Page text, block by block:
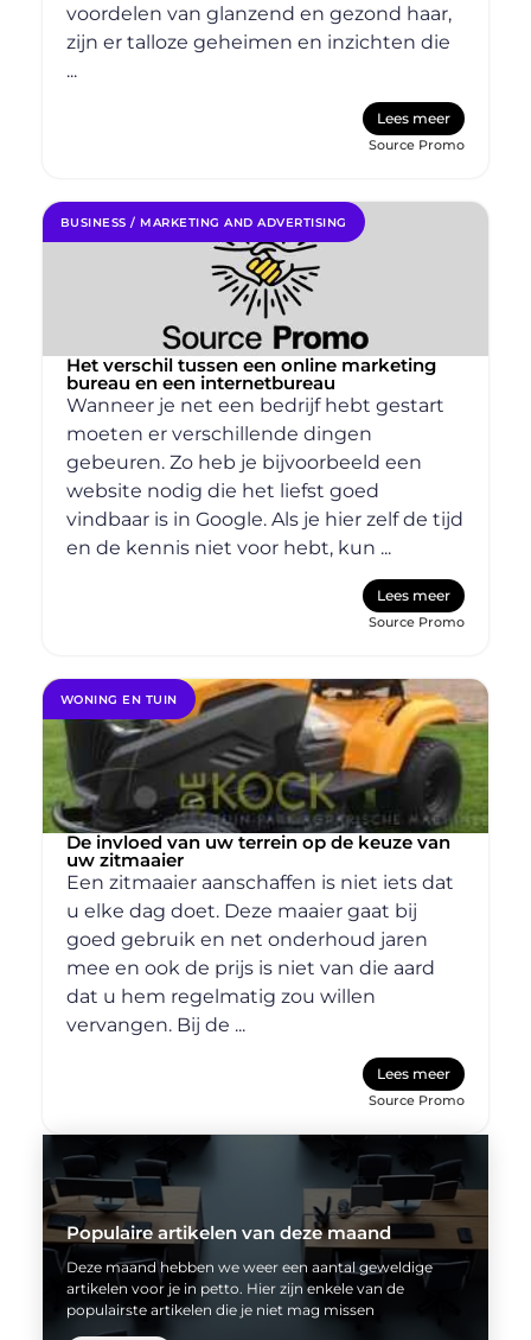
voordelen van glanzend en gezond haar,
zijn er talloze geheimen en inzichten die
...
Lees meer
Source Promo
BUSINESS / MARKETING AND ADVERTISING
Het verschil tussen een online marketing
bureau en een internetbureau
Wanneer je net een bedrijf hebt gestart
moeten er verschillende dingen
gebeuren. Zo heb je bijvoorbeeld een
website nodig die het liefst goed
vindbaar is in Google. Als je hier zelf de tijd
en de kennis niet voor hebt, kun ...
Lees meer
Source Promo
WONING EN TUIN
De invloed van uw terrein op de keuze van
uw zitmaaier
Een zitmaaier aanschaffen is niet iets dat
u elke dag doet. Deze maaier gaat bij
goed gebruik en net onderhoud jaren
mee en ook de prijs is niet van die aard
dat u hem regelmatig zou willen
vervangen. Bij de ...
Lees meer
Source Promo
Populaire artikelen van deze maand
Deze maand hebben we weer een aantal geweldige
artikelen voor je in petto. Hier zijn enkele van de
populairste artikelen die je niet mag missen